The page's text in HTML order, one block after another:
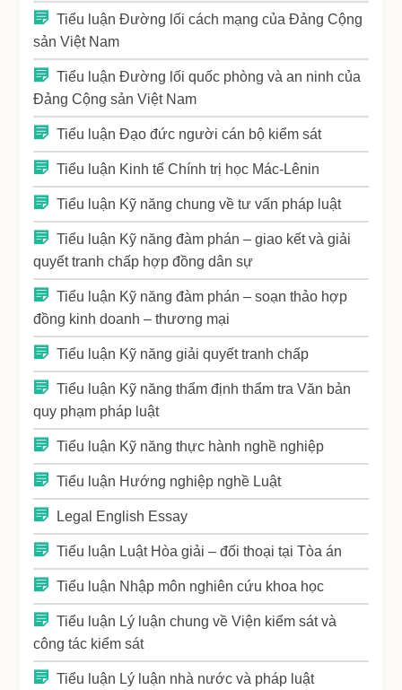
Tiểu luận Đường lối cách mạng của Đảng Cộng
sản Việt Nam
Tiểu luận Đường lối quốc phòng và an ninh của
Đảng Cộng sản Việt Nam
Tiểu luận Đạo đức người cán bộ kiểm sát
Tiểu luận Kinh tế Chính trị học Mác-Lênin
Tiểu luận Kỹ năng chung về tư vấn pháp luật
Tiểu luận Kỹ năng đàm phán – giao kết và giải
quyết tranh chấp hợp đồng dân sự
Tiểu luận Kỹ năng đàm phán – soạn thảo hợp
đồng kinh doanh – thương mại
Tiểu luận Kỹ năng giải quyết tranh chấp
Tiểu luận Kỹ năng thẩm định thẩm tra Văn bản
quy phạm pháp luật
Tiểu luận Kỹ năng thực hành nghề nghiệp
Tiểu luận Hướng nghiệp nghề Luật
Legal English Essay
Tiểu luận Luật Hòa giải – đối thoại tại Tòa án
Tiểu luận Nhập môn nghiên cứu khoa học
Tiểu luận Lý luận chung về Viện kiểm sát và
công tác kiểm sát
Tiểu luận Lý luận nhà nước và pháp luật